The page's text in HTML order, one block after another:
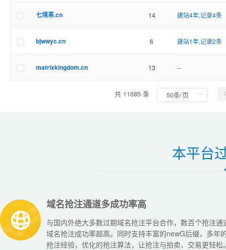
七境茶.cn 14 建站4年,记录4条
bjwwyc.cn 6 建站1年,记录2条
matrixkingdom.cn 13 --
共 11685 条
本平台
域名抢注通道多成功率高
与国内外绝大多数过期域名抢注平台合作，数百个抢注通
域名抢注成功率超高。同时支持丰富的newG后缀，多年
抢注经验，优化的抢注算法，让抢注与拍卖、交易更轻松